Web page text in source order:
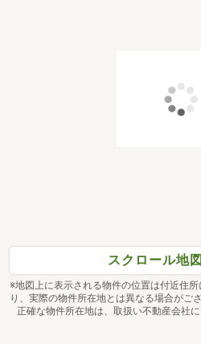
スクロール地
※地図上に表示される物件の位置は付近住
り、実際の物件所在地とは異なる場合がござ
正確な物件所在地は、取扱い不動産会社に